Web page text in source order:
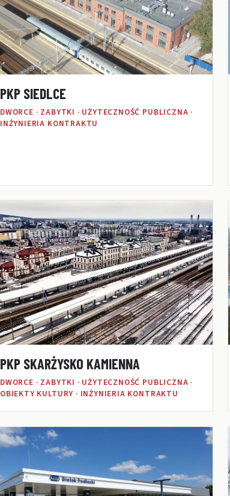
PKP SIEDLCE
DWORCE · ZABYTKI · UŻYTECZNOŚĆ PUBLICZNA ·
INŻYNIERIA KONTRAKTU
PKP SKARŻYSKO KAMIENNA
DWORCE · ZABYTKI · UŻYTECZNOŚĆ PUBLICZNA ·
OBIEKTY KULTURY · INŻYNIERIA KONTRAKTU